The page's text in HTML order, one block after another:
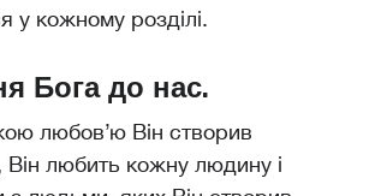
у кожному розділі.
Бога до нас.
любовʼю Він створив
Він любить кожну людину і